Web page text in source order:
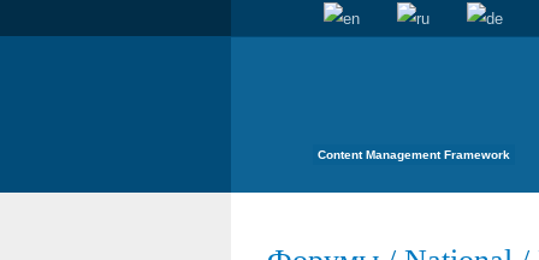
Content Management Framework